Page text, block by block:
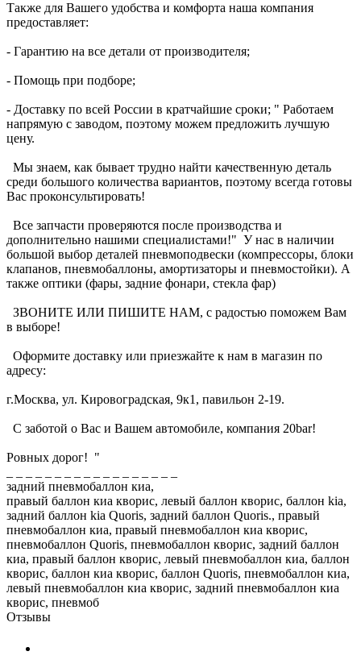
Также для Вашего удобства и комфорта наша компания
предоставляет:
- Гарантию на все детали от производителя;
- Помощь при подборе;
- Доставку по всей России в кратчайшие сроки; " Работаем
напрямую с заводом, поэтому можем предложить лучшую
цену.
Мы знаем, как бывает трудно найти качественную деталь
среди большого количества вариантов, поэтому всегда готовы
Вас проконсультировать!
Все запчасти проверяются после производства и
дополнительно нашими специалистами!" У нас в наличии
большой выбор деталей пневмоподвески (компрессоры, блоки
клапанов, пневмобаллоны, амортизаторы и пневмостойки). А
также оптики (фары, задние фонари, стекла фар)
ЗВОНИТЕ ИЛИ ПИШИТЕ НАМ, с радостью поможем Вам
в выборе!
Оформите доставку или приезжайте к нам в магазин по
адресу:
г.Москва, ул. Кировоградская, 9к1, павильон 2-19.
С заботой о Вас и Вашем автомобиле, компания 20bar!
Ровных дорог! "
задний пневмобаллон киа,
правый баллон киа кворис, левый баллон кворис, баллон kia,
задний баллон kia Quoris, задний баллон Quoris., правый
пневмобаллон киа, правый пневмобаллон киа кворис,
пневмобаллон Quoris, пневмобаллон кворис, задний баллон
киа, правый баллон кворис, левый пневмобаллон киа, баллон
кворис, баллон киа кворис, баллон Quoris, пневмобаллон киа,
левый пневмобаллон киа кворис, задний пневмобаллон киа
кворис, пневмоб
Отзывы